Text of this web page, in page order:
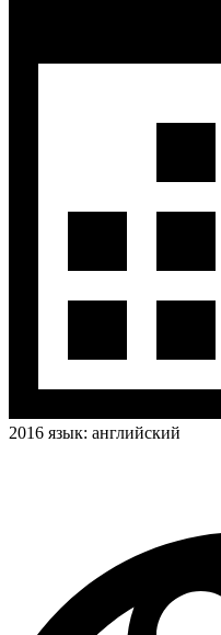
2016 язык: английский